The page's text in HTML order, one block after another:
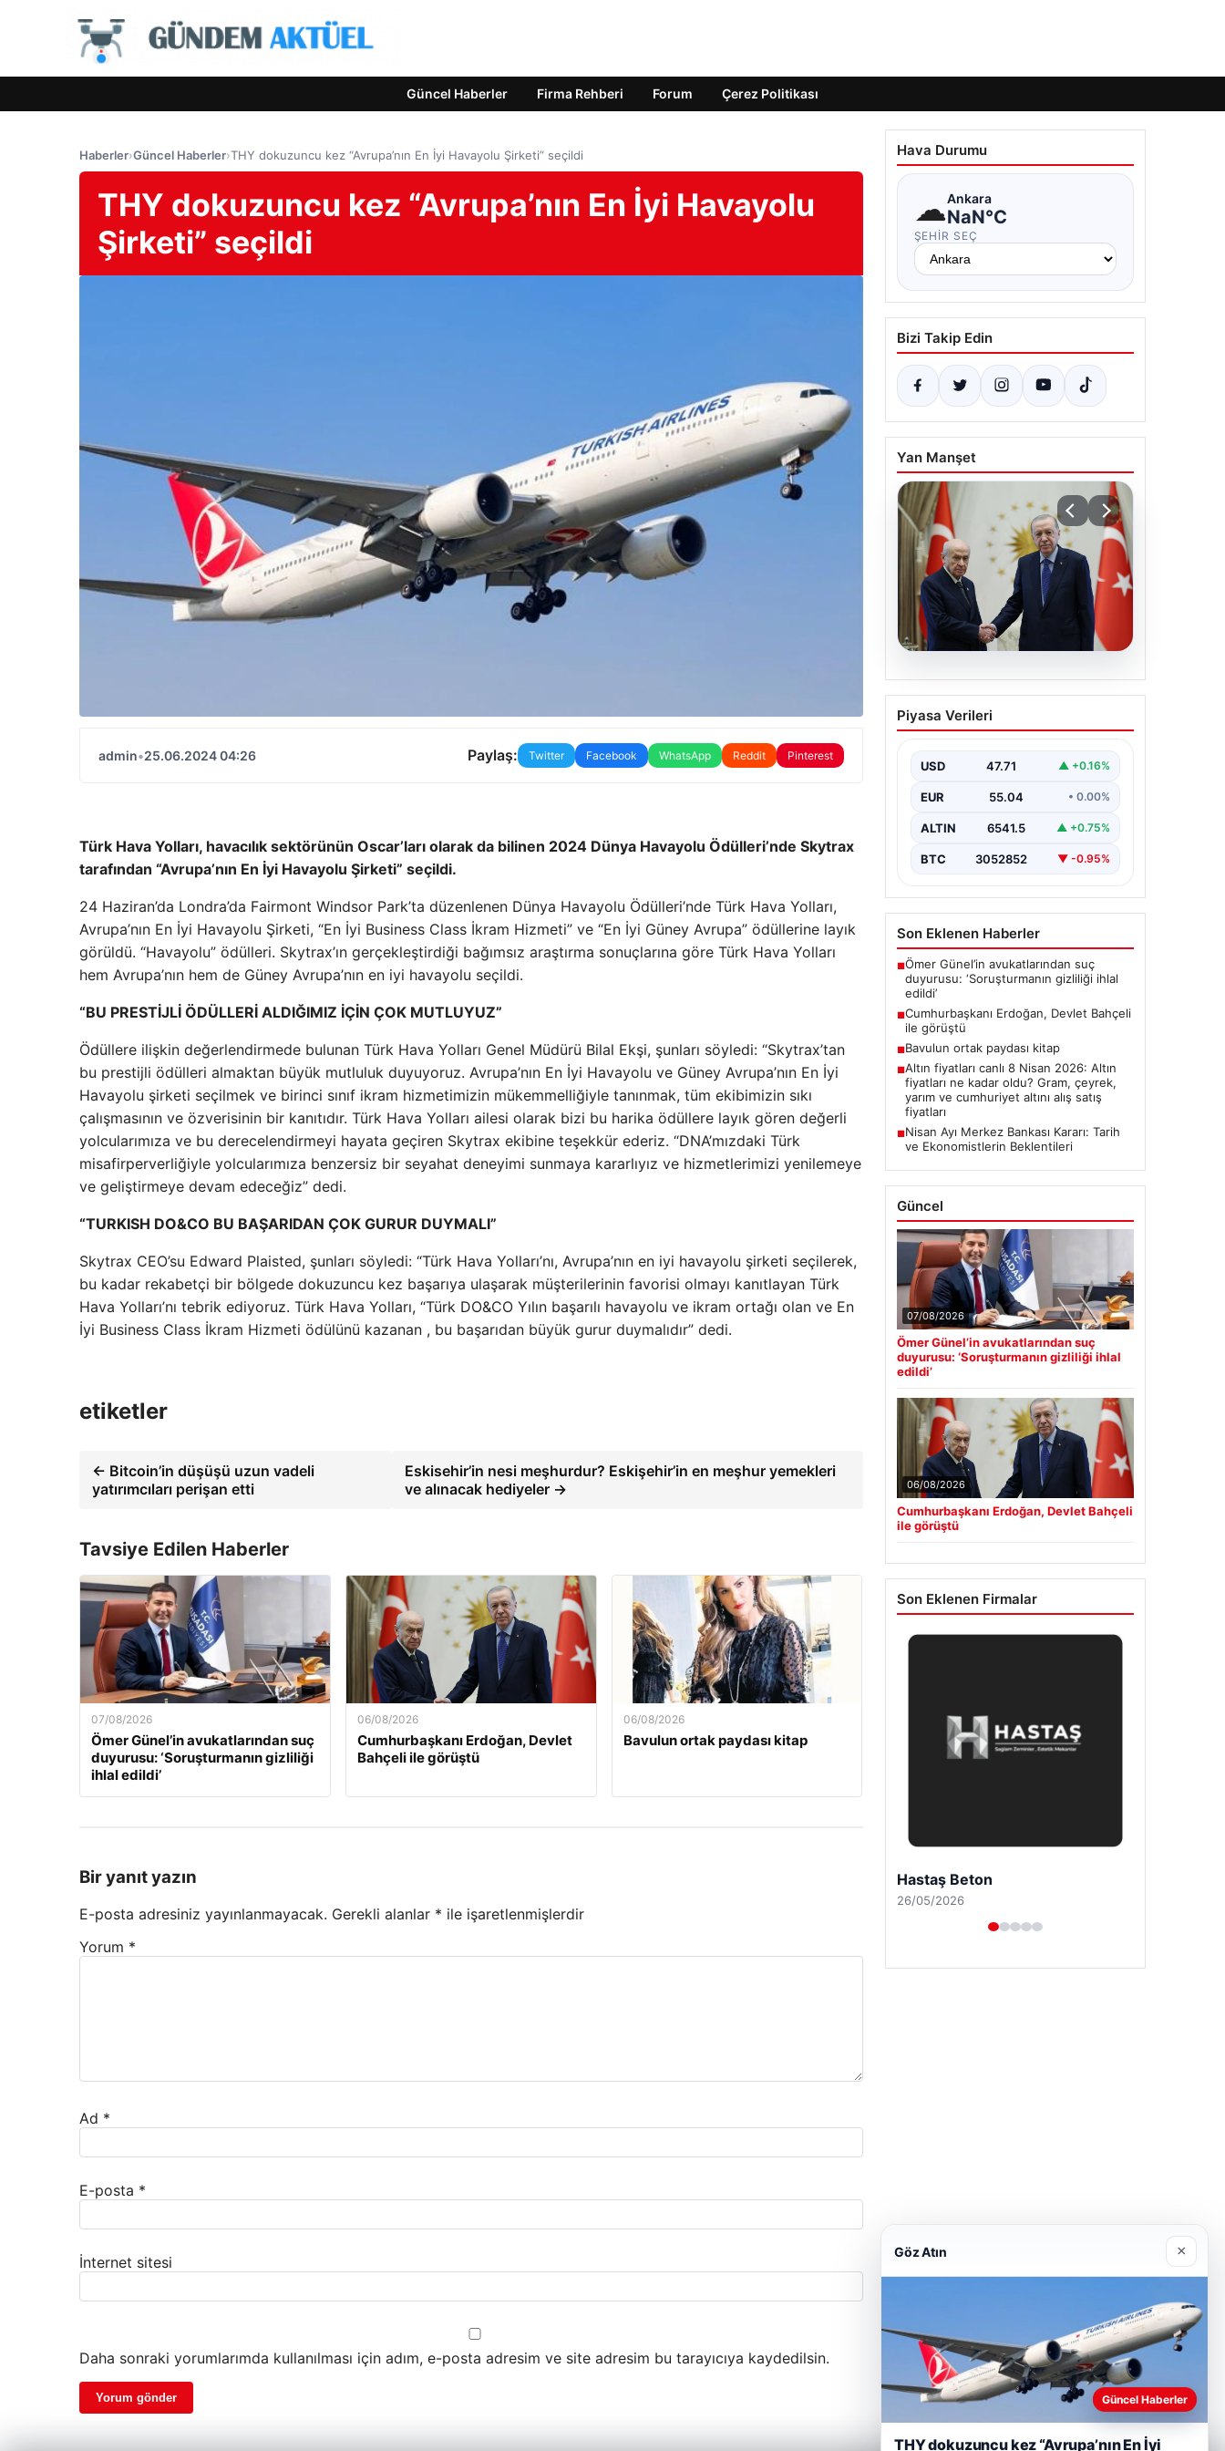
Güncel Haberler Firma Rehberi Forum Çerez Politikası
Haberler›Güncel Haberler›THY dokuzuncu kez “Avrupa’nın En İyi Havayolu Şirketi” seçildi
THY dokuzuncu kez “Avrupa’nın En İyi Havayolu
Şirketi” seçildi
admin•25.06.2024 04:26 Paylaş: Twitter Facebook WhatsApp Reddit Pinterest
Türk Hava Yolları, havacılık sektörünün Oscar’ları olarak da bilinen 2024 Dünya Havayolu Ödülleri’nde Skytrax
tarafından “Avrupa’nın En İyi Havayolu Şirketi” seçildi.
24 Haziran’da Londra’da Fairmont Windsor Park’ta düzenlenen Dünya Havayolu Ödülleri’nde Türk Hava Yolları,
Avrupa’nın En İyi Havayolu Şirketi, “En İyi Business Class İkram Hizmeti” ve “En İyi Güney Avrupa” ödüllerine layık
görüldü. “Havayolu” ödülleri. Skytrax’ın gerçekleştirdiği bağımsız araştırma sonuçlarına göre Türk Hava Yolları
hem Avrupa’nın hem de Güney Avrupa’nın en iyi havayolu seçildi.
“BU PRESTİJLİ ÖDÜLLERİ ALDIĞIMIZ İÇİN ÇOK MUTLUYUZ”
Ödüllere ilişkin değerlendirmede bulunan Türk Hava Yolları Genel Müdürü Bilal Ekşi, şunları söyledi: “Skytrax’tan
bu prestijli ödülleri almaktan büyük mutluluk duyuyoruz. Avrupa’nın En İyi Havayolu ve Güney Avrupa’nın En İyi
Havayolu şirketi seçilmek ve birinci sınıf ikram hizmetimizin mükemmelliğiyle tanınmak, tüm ekibimizin sıkı
çalışmasının ve özverisinin bir kanıtıdır. Türk Hava Yolları ailesi olarak bizi bu harika ödüllere layık gören değerli
yolcularımıza ve bu derecelendirmeyi hayata geçiren Skytrax ekibine teşekkür ederiz. “DNA’mızdaki Türk
misafirperverliğiyle yolcularımıza benzersiz bir seyahat deneyimi sunmaya kararlıyız ve hizmetlerimizi yenilemeye
ve geliştirmeye devam edeceğiz” dedi.
“TURKISH DO&CO BU BAŞARIDAN ÇOK GURUR DUYMALI”
Skytrax CEO’su Edward Plaisted, şunları söyledi: “Türk Hava Yolları’nı, Avrupa’nın en iyi havayolu şirketi seçilerek,
bu kadar rekabetçi bir bölgede dokuzuncu kez başarıya ulaşarak müşterilerinin favorisi olmayı kanıtlayan Türk
Hava Yolları’nı tebrik ediyoruz. Türk Hava Yolları, “Türk DO&CO Yılın başarılı havayolu ve ikram ortağı olan ve En
İyi Business Class İkram Hizmeti ödülünü kazanan , bu başarıdan büyük gurur duymalıdır” dedi.
etiketler
← Bitcoin’in düşüşü uzun vadeli
yatırımcıları perişan etti
Eskisehir’in nesi meşhurdur? Eskişehir’in en meşhur yemekleri
ve alınacak hediyeler →
Tavsiye Edilen Haberler
07/08/2026
Ömer Günel’in avukatlarından suç
duyurusu: ‘Soruşturmanın gizliliği
ihlal edildi’
06/08/2026
Cumhurbaşkanı Erdoğan, Devlet
Bahçeli ile görüştü
06/08/2026
Bavulun ortak paydası kitap
Bir yanıt yazın
E-posta adresiniz yayınlanmayacak. Gerekli alanlar * ile işaretlenmişlerdir
Yorum *
Ad *
E-posta *
İnternet sitesi
Daha sonraki yorumlarımda kullanılması için adım, e-posta adresim ve site adresim bu tarayıcıya kaydedilsin.
Hava Durumu
☁Ankara
NaN°C
ŞEHIR SEÇ
Bizi Takip Edin
Yan Manşet
Cumhurbaşkanı
Erdoğan, Devlet Bahçeli
Piyasa Verileri
USD 47.71 ▲ +0.16%
EUR 55.04 • 0.00%
ALTIN 6541.5 ▲ +0.75%
BTC 3052852 ▼ -0.95%
Son Eklenen Haberler
■Ömer Günel’in avukatlarından suç
duyurusu: ‘Soruşturmanın gizliliği ihlal
edildi’
■Cumhurbaşkanı Erdoğan, Devlet Bahçeli
ile görüştü
■Bavulun ortak paydası kitap
■Altın fiyatları canlı 8 Nisan 2026: Altın
fiyatları ne kadar oldu? Gram, çeyrek,
yarım ve cumhuriyet altını alış satış
fiyatları
■Nisan Ayı Merkez Bankası Kararı: Tarih
ve Ekonomistlerin Beklentileri
Güncel
07/08/2026
Ömer Günel’in avukatlarından suç
duyurusu: ‘Soruşturmanın gizliliği ihlal
edildi’
06/08/2026
Cumhurbaşkanı Erdoğan, Devlet Bahçeli
ile görüştü
Son Eklenen Firmalar
Enes Kaplan Avukatlık Bürosu
28/04/2026
Göz Atın ×
Güncel Haberler
THY dokuzuncu kez “Avrupa’nın En İyi